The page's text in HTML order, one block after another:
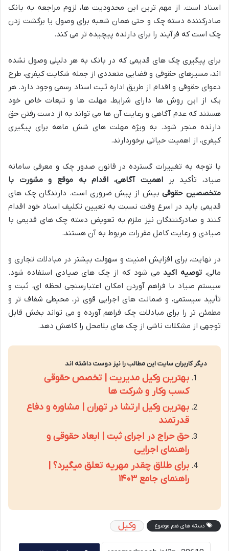
اسناد است. از مهم ترین این محدودیت ها، لزوم مراجعه به بانک
صادرکننده دسته چک و حتی همان شعبه برای وصول یا برگشت زدن
چک است که فرآیند را برای دارنده پیچیده تر می کند.
برای پیگیری چک های قدیمی که در بانک به هر دلیلی وصول نشده
اند، مسیرهای حقوقی و قضایی متعددی از جمله شکایت کیفری، طرح
دعوای حقوقی و اقدام از طریق اداره ثبت اسناد رسمی وجود دارد. هر
یک از این روش ها دارای شرایط، مهلت ها و تبعات خاص خود
هستند که عدم آگاهی و رعایت آن ها می تواند به از دست رفتن حق
دارنده منجر شود. به ویژه مهلت های شش ماهه برای پیگیری
کیفری، از اهمیت حیاتی برخوردارند.
با توجه به تغییرات گسترده در قانون صدور چک و معرفی سامانه
صیاد، تأکید براهمیت آگاهی، اقدام به موقع و مشورت با
متخصصین حقوقیبیش از پیش ضروری است. دارندگان چک های
قدیمی باید در اسرع وقت نسبت به تعیین تکلیف اسناد خود اقدام
کنند و صادرکنندگان نیز ملزم به تعویض دسته چک های قدیمی با
صیادی و رعایت کامل مقررات مربوط به آن هستند.
در نهایت، برای افزایش امنیت و سهولت بیشتر در مبادلات تجاری و
مالی، توصیه اکیدمی شود که از چک های صیادی استفاده شود.
سیستم صیاد با فراهم آوردن امکان اعتبارسنجی لحظه ای، ثبت و
تأیید سیستمی، و ضمانت های اجرایی قوی تر، محیطی شفاف تر و
مطمئن تر را برای مبادلات چک فراهم آورده و می تواند بخش قابل
توجهی از مشکلات ناشی از چک های بلامحل را کاهش دهد.
دیگر کاربران سایت این مطالب را نیز دوست داشته اند
بهترین وکیل مدیریت | تخصص حقوقی
کسب وکار و شرکت ها
بهترین وکیل ارتشا در تهران | مشاوره و دفاع
قدرتمند
حق حراج در اجرای ثبت | ابعاد حقوقی و
راهنمای اجرایی
برای طلاق چقدر مهریه تعلق میگیرد؟ |
راهنمای جامع ۱۴۰۳
دسته های هم موضوع وکیل